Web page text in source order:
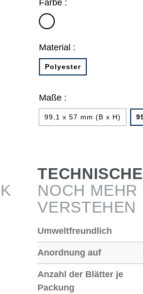
Farbe :
weiß
Material :
Polyester
Maße :
99,1 x 57 mm (B x H)
NOCH MEHR
VERSTEHEN
Umweltfreundlich
Anordnung auf
Anzahl der Blätter je
Packung